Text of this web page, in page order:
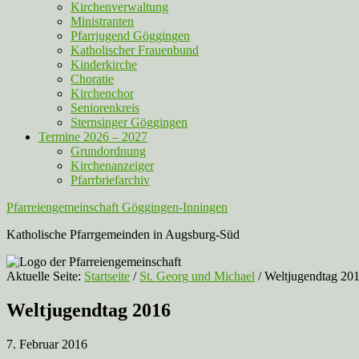
Kirchenverwaltung
Ministranten
Pfarrjugend Göggingen
Katholischer Frauenbund
Kinderkirche
Choratie
Kirchenchor
Seniorenkreis
Sternsinger Göggingen
Termine 2026 – 2027
Grundordnung
Kirchenanzeiger
Pfarrbriefarchiv
Pfarreiengemeinschaft Göggingen-Inningen
Katholische Pfarrgemeinden in Augsburg-Süd
Aktuelle Seite: Startseite / St. Georg und Michael /Weltjugendtag
Weltjugendtag 2016
7. Februar 2016